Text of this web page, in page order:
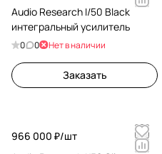
Audio Research I/50 Black
интегральный усилитель
0 0 Нет в наличии
Заказать
966 000 ₽/шт